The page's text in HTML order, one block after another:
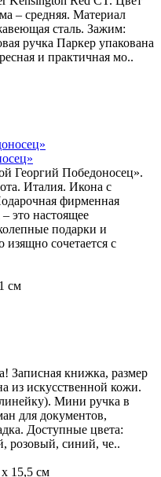
– средняя. Материал
сталь. Зажим:
ручка Паркер упакована
и практичная мо..
Георгий Победоносец».
Италия. Икона с
фирменная
это настоящее
подарки и
изящно сочетается с
см
Записная книжка, размер
из искусственной кожи.
Мини ручка в
для документов,
Доступные цвета:
розовый, синий, че..
15,5 см